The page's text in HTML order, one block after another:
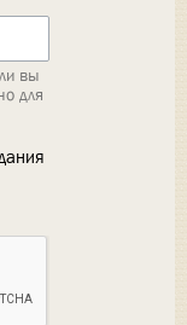
вы
для